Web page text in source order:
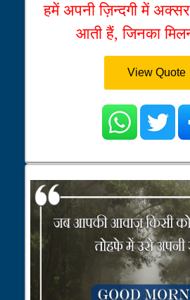
हमें अपनी ज़िन्दगी में
आती हैं, जिनका
View Quote